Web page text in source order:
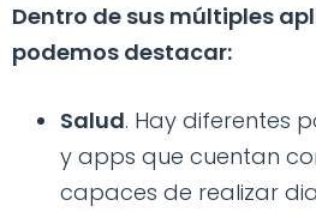
Dentro de sus múltiples
podemos destacar:
Salud. Hay diferentes
y apps que cuentan
capaces de realizar